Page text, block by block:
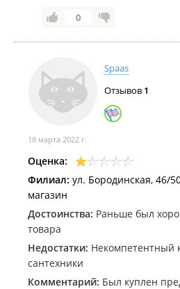
0
Spaas
Отзывов 1
18 марта 2022 г.
Оценка:
Филиал: ул. Бородинская, 46/
магазин
Достоинства: Раньше был
товара
Недостатки: Некомпетентный
сантехники
Комментарий: Был куплен